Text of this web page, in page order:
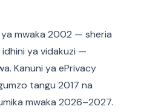
mwaka 2002 — sheria
ya vidakuzi —
Kanuni ya ePrivacy
tangu 2017 na
mwaka 2026–2027.